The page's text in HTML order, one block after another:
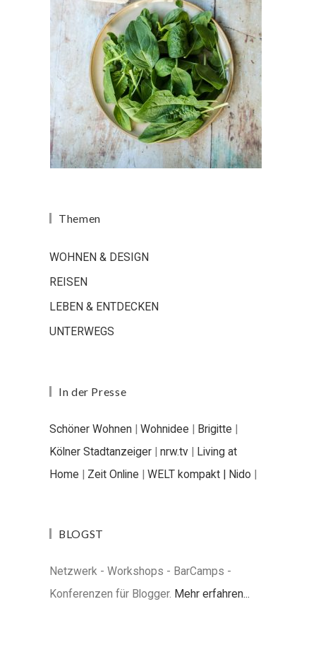
Themen
WOHNEN & DESIGN
REISEN
LEBEN & ENTDECKEN
UNTERWEGS
In der Presse
Schöner Wohnen | Wohnidee | Brigitte |
Kölner Stadtanzeiger | nrw.tv | Living at
Home | Zeit Online | WELT kompakt | Nido |
BLOGST
Netzwerk - Workshops - BarCamps -
Konferenzen für Blogger. Mehr erfahren...